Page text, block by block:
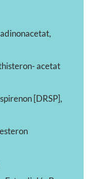
acetat
[DRSP],